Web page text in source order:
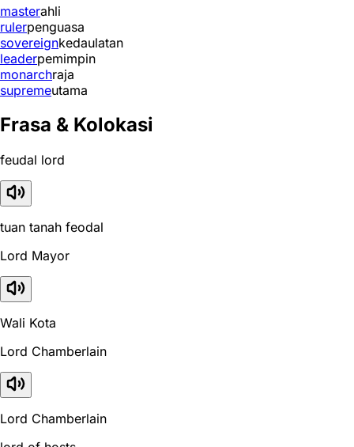
masterahli
rulerpenguasa
sovereignkedaulatan
leaderpemimpin
monarchraja
supremeutama
Frasa & Kolokasi
feudal lord
tuan tanah feodal
Lord Mayor
Wali Kota
Lord Chamberlain
Lord Chamberlain